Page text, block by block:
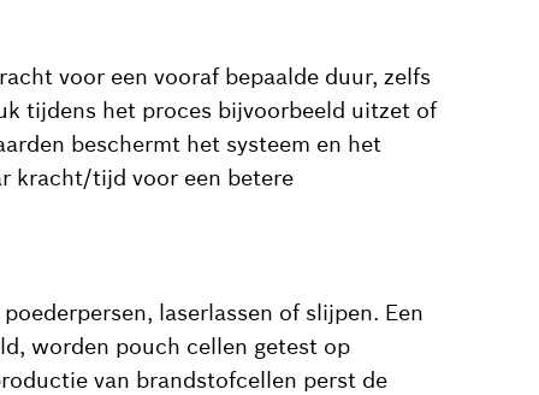
voor een vooraf bepaalde duur, zelfs
tijdens het proces bijvoorbeeld uitzet of
beschermt het systeem en het
kracht/tijd voor een betere
laserlassen of slijpen. Een
worden pouch cellen getest op
van brandstofcellen perst de